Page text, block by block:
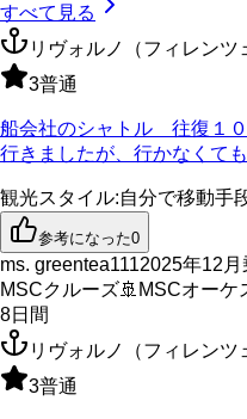
すべて見る
リヴォルノ（フィレンツ
3普通
船会社のシャトル 往復１０
行きましたが、行かなくて
観光スタイル:自分で移動手
参考になった0
ms. greentea1112025年12
MSCクルーズ🚢 MSCオーケ
8日間
リヴォルノ（フィレンツ
3普通